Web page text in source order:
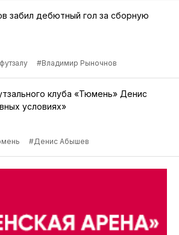
забил дебютный гол за сборную
#Владимир Рыночнов
клуба «Тюмень» Денис
условиях»
#Денис Абышев